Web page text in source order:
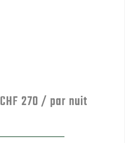
CHF 270 / par nuit